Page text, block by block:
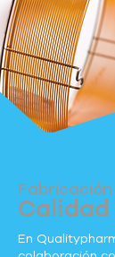
Fabricación
En